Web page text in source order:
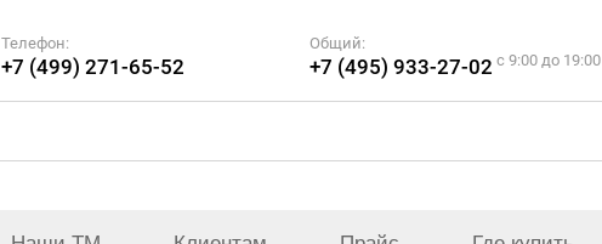
Телефон:
+7 (499) 271-65-52
Общий:
+7 (495) 933-27-02 c 9:00 до 19:00